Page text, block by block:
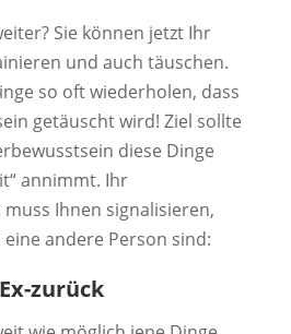
Sie können jetzt Ihr
und auch täuschen.
so oft wiederholen, dass
getäuscht wird! Ziel sollte
diese Dinge
annimmt. Ihr
Ihnen signalisieren,
eine andere Person sind:
zurück